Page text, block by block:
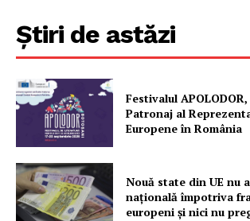
Știri de astăzi
Festivalul
Patronaj al
Europene în România
Nouă state din UE nu
națională împotriva
europeni și nici nu